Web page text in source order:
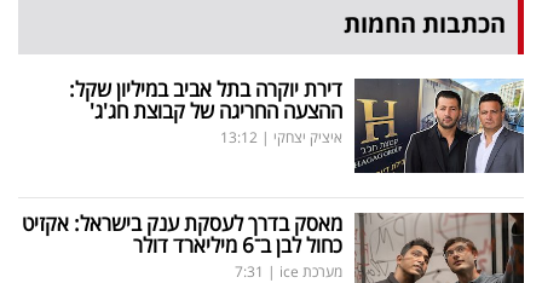
הכתבות החמות
דירת יוקרה בתל אביב במיליון שקל:
ההצעה החריגה של קבוצת חג'ג'
איציק יצחקי |
13:12
מאסק בדרך לעסקת ענק בישראל: אקזיט
כחול לבן ב־6 מיליארד דולר
מערכת ice |
7:31